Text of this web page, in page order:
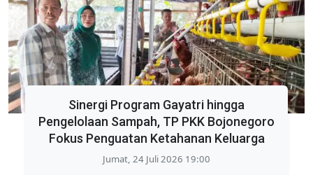
Sinergi Program Gayatri hingga
Pengelolaan Sampah, TP PKK Bojonegoro
Fokus Penguatan Ketahanan Keluarga
Jumat, 24 Juli 2026 19:00